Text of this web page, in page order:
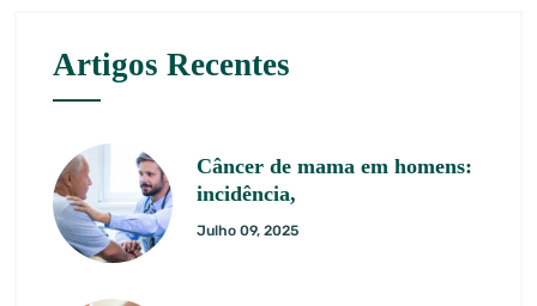
Artigos Recentes
Câncer de mama em homens:
incidência,
Julho 09, 2025